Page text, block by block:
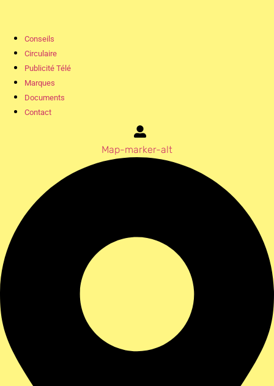
Conseils
Circulaire
Publicité Télé
Marques
Documents
Contact
Map-marker-alt